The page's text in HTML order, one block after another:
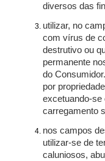
diversos das
utilizar, no
com vírus de
destrutivo ou
permanente
do
por
excetuando-se
carregamento
nos campos
utilizar-se de
caluniosos,